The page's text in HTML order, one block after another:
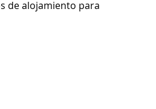
de alojamiento para